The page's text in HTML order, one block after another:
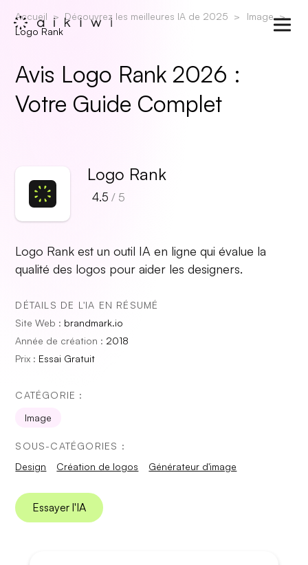
Accueil Découvrez les meilleures IA de 2025
Image
Logo Rank
Avis Logo Rank 2026 :
Votre Guide Complet
Logo Rank
4.5 / 5
Logo Rank est un outil IA en ligne qui évalue la
qualité des logos pour aider les designers.
DÉTAILS DE L'IA EN RÉSUMÉ
Site Web : brandmark.io
Année de création : 2018
Prix : Essai Gratuit
CATÉGORIE :
Image
SOUS-CATÉGORIES :
Design
Création de logos Générateur d'image
Essayer l'IA